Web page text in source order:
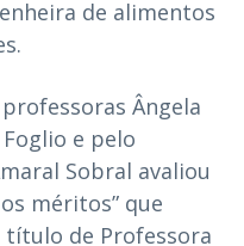
de alimentos
Ângela
e pelo
Sobral avaliou
méritos” que
título de Professora